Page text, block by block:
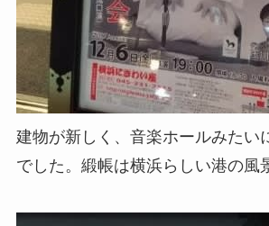
建物が新しく、音楽ホールみたい
でした。緞帳は横浜らしい港の風